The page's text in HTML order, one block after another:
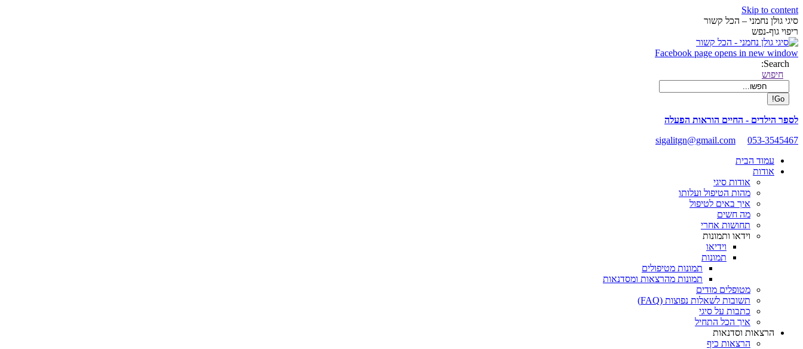
Skip to content
סיגי גולן נחמני – הכל קשור
ריפוי גוף-נפש
Facebook page opens in new window
Search:
חיפוש
לספר הילדים - החיים הוראות הפעלה
sigalitgn@gmail.com
053-3545467
עמוד הבית
אודות
אודות סיגי
מהות הטיפול ועלותו
איך באים לטיפול
מה חשים
תחושות אחרי
וידאו ותמונות
וידיאו
תמונות
תמונות מטיפולים
תמונות מהרצאות ומסדנאות
מטופלים מודים
תשובות לשאלות נפוצות (FAQ)
כתבות על סיגי
איך הכל התחיל
הרצאות וסדנאות
הרצאות כיף